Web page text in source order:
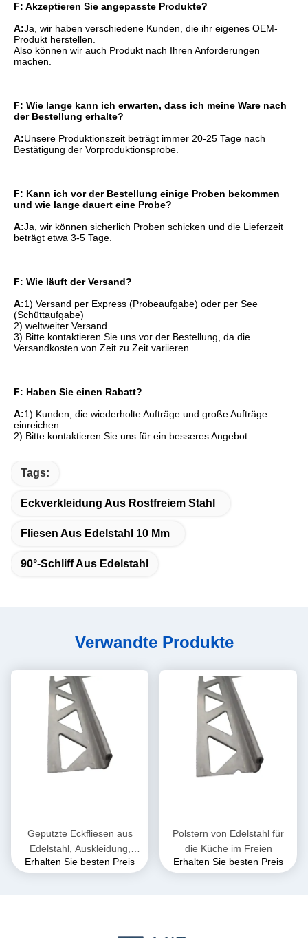
F: Akzeptieren Sie angepasste Produkte?
A:Ja, wir haben verschiedene Kunden, die ihr eigenes OEM-
Produkt herstellen.
Also können wir auch Produkt nach Ihren Anforderungen
machen.
F: Wie lange kann ich erwarten, dass ich meine Ware nach
der Bestellung erhalte?
A:Unsere Produktionszeit beträgt immer 20-25 Tage nach
Bestätigung der Vorproduktionsprobe.
F: Kann ich vor der Bestellung einige Proben bekommen
und wie lange dauert eine Probe?
A:Ja, wir können sicherlich Proben schicken und die Lieferzeit
beträgt etwa 3-5 Tage.
F: Wie läuft der Versand?
A:1) Versand per Express (Probeaufgabe) oder per See
(Schüttaufgabe)
2) weltweiter Versand
3) Bitte kontaktieren Sie uns vor der Bestellung, da die
Versandkosten von Zeit zu Zeit variieren.
F: Haben Sie einen Rabatt?
A:1) Kunden, die wiederholte Aufträge und große Aufträge
einreichen
2) Bitte kontaktieren Sie uns für ein besseres Angebot.
Tags:
Eckverkleidung Aus Rostfreiem Stahl
Fliesen Aus Edelstahl 10 Mm
90°-Schliff Aus Edelstahl
Verwandte Produkte
Geputzte Eckfliesen aus
Edelstahl, Auskleidung,
Wanddekoration, L-Profil
Erhalten Sie besten Preis
Polstern von Edelstahl für
die Küche im Freien
Erhalten Sie besten Preis